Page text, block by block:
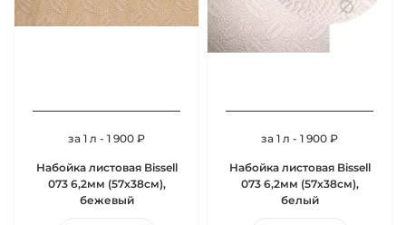
за 1 л - 1 900 ₽
Набойка листовая Bissell
073 6,2мм (57х38см),
бежевый
за 1 л - 1 900 ₽
Набойка листовая Bissell
073 6,2мм (57х38см),
белый